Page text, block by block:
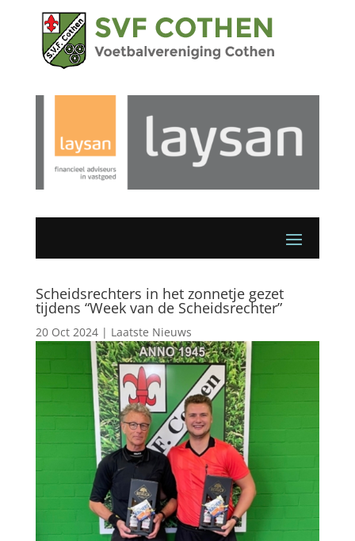
Scheidsrechters in het zonnetje gezet
tijdens “Week van de Scheidsrechter”
20 Oct 2024| Laatste Nieuws